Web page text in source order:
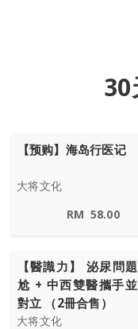
30
【预购】海岛行医记
大将文化
RM 58.00
【醫識力】 泌尿問
尬 + 中西雙醫攜手
對立 （2冊合售）
大将文化